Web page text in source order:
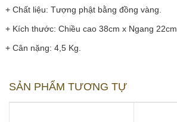
+ Chất liệu: Tượng phật bằng đồng vàng.
+ Kích thước: Chiều cao 38cm x Ngang 22cm.
+ Cân nặng: 4,5 Kg.
SẢN PHẨM TƯƠNG TỰ